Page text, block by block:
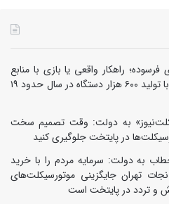
راهکار واقعی یا بازی با منابع
کشور؟ / جایگزینی کامل فرسوده‌ها با تولید ۶۰۰ هزار دستگاه در سال حدود ۱۹
به دولت: وقت تصمیم سخت
در پایتخت جلوگیری کنید
به دولت: سرمایه مردم را با خرید
تهران جایگزینی موتورسیکلت‌های
و تردد در پایتخت است